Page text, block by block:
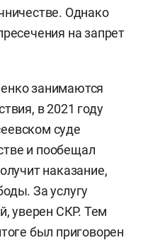
Однако
на запрет
занимаются
в 2021 году
суде
и пообещал
наказание,
За услугу
уверен СКР. Тем
был приговорен